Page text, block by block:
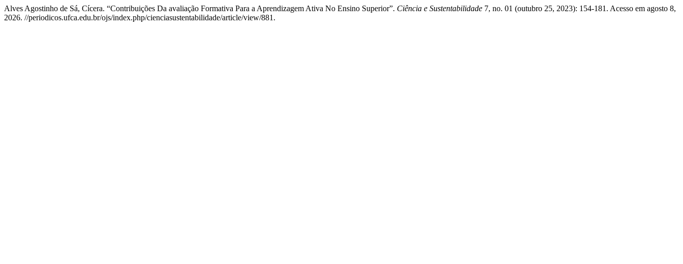
Alves Agostinho de Sá, Cícera. “Contribuições Da avaliação Formativa Para a Aprendizagem Ativa No Ensino Superior”. Ciência e Sustentabilidade 7, no. 01 (outubro 25, 2023): 154-181. Acesso em agosto 8,
2026. //periodicos.ufca.edu.br/ojs/index.php/cienciasustentabilidade/article/view/881.